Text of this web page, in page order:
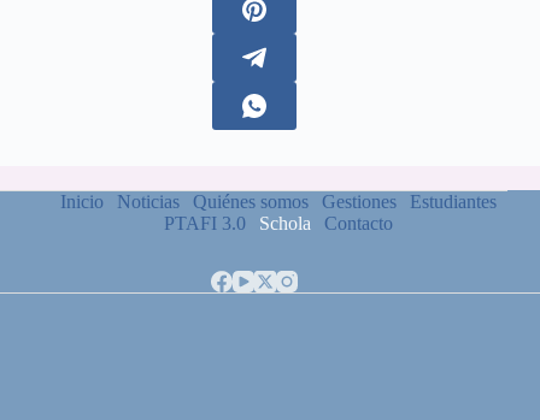
Inicio Noticias Quiénes somos Gestiones
Estudiantes
PTAFI 3.0
Schola Contacto